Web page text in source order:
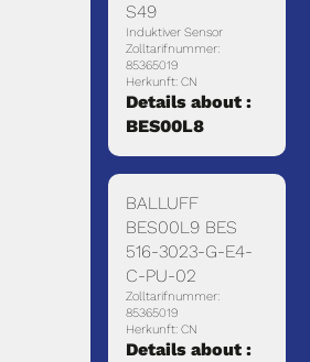
S49
Induktiver Sensor
Zolltarifnummer:
85365019
Herkunft: CN
Details about :
BES00L8
BALLUFF
BES00L9 BES
516-3023-G-E4-
C-PU-02
Zolltarifnummer:
85365019
Herkunft: CN
Details about :